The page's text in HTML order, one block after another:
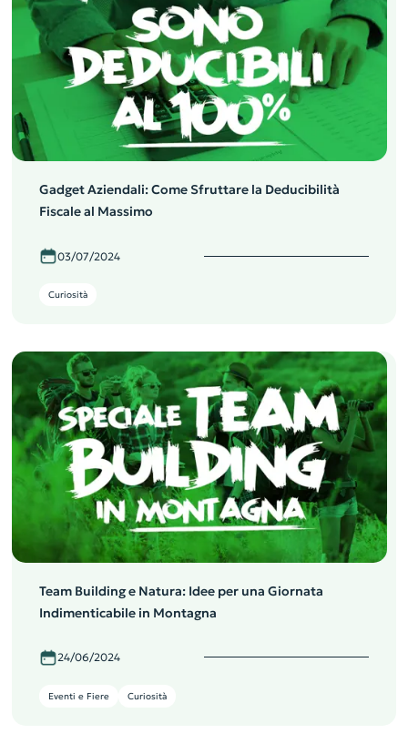
Gadget Aziendali: Come Sfruttare la Deducibilità
Fiscale al Massimo
03/07/2024
Curiosità
Team Building e Natura: Idee per una Giornata
Indimenticabile in Montagna
24/06/2024
Eventi e Fiere Curiosità